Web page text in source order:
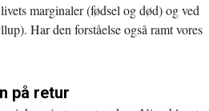
marginaler (fødsel og død) og ved
Har den forståelse også ramt vores
på retur